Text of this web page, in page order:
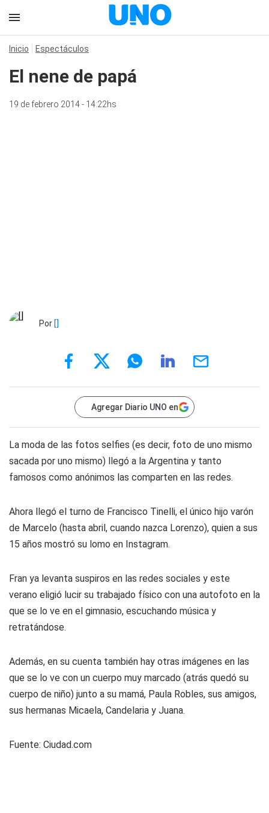
Inicio Espectáculos
El nene de papá
19 de febrero 2014 - 14:22hs
Por []
Agregar Diario UNO en
La moda de las fotos selfies (es decir, foto de uno mismo
sacada por uno mismo) llegó a la Argentina y tanto
famosos como anónimos las comparten en las redes.
Ahora llegó el turno de Francisco Tinelli, el único hijo varón
de Marcelo (hasta abril, cuando nazca Lorenzo), quien a sus
15 años mostró su lomo en Instagram.
Fran ya levanta suspiros en las redes sociales y este
verano eligió lucir su trabajado físico con una autofoto en la
que se lo ve en el gimnasio, escuchando música y
retratándose.
Además, en su cuenta también hay otras imágenes en las
que se lo ve con un cuerpo muy marcado (atrás quedó su
cuerpo de niño) junto a su mamá, Paula Robles, sus amigos,
sus hermanas Micaela, Candelaria y Juana.
Fuente: Ciudad.com